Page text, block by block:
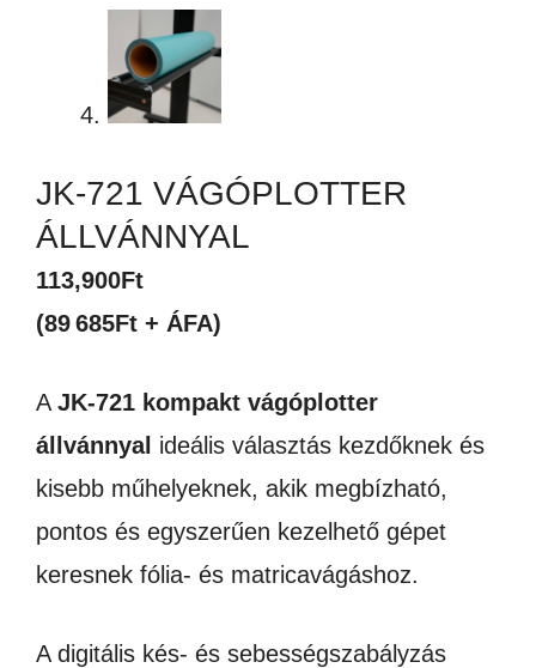
JK-721 VÁGÓPLOTTER
ÁLLVÁNNYAL
113,900Ft
(89 685Ft + ÁFA)
A JK-721 kompakt vágóplotter
állvánnyal ideális választás kezdőknek és
kisebb műhelyeknek, akik megbízható,
pontos és egyszerűen kezelhető gépet
keresnek fólia- és matricavágáshoz.
A digitális kés- és sebességszabályzás